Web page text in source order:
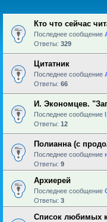
Кто что сейчас
Последнее сообщение
Ответы: 329
Цитатник
Последнее сообщение
Ответы: 66
И. Экономцев.
Последнее сообщение
Ответы: 12
Полианна (с
Последнее сообщение
Ответы: 9
Архиерей
Последнее сообщение
Ответы: 3
Список любимых